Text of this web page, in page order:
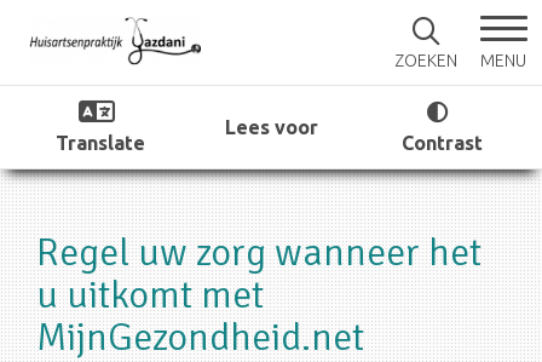
ZOEKEN MENU
Translate
Lees voor
Contrast
Regel uw zorg wanneer het
u uitkomt met
MijnGezondheid.net